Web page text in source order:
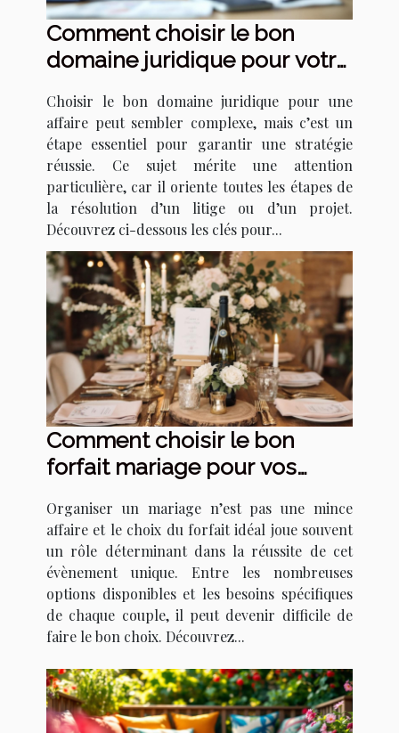
Comment choisir le bon
domaine juridique pour votre
Choisir le bon domaine juridique pour une
affaire peut sembler complexe, mais c’est un
étape essentiel pour garantir une stratégie
réussie. Ce sujet mérite une attention
particulière, car il oriente toutes les étapes de
la résolution d’un litige ou d’un projet.
Découvrez ci-dessous les clés pour...
Comment choisir le bon
forfait mariage pour vos
Organiser un mariage n’est pas une mince
affaire et le choix du forfait idéal joue souvent
un rôle déterminant dans la réussite de cet
évènement unique. Entre les nombreuses
options disponibles et les besoins spécifiques
de chaque couple, il peut devenir difficile de
faire le bon choix. Découvrez...